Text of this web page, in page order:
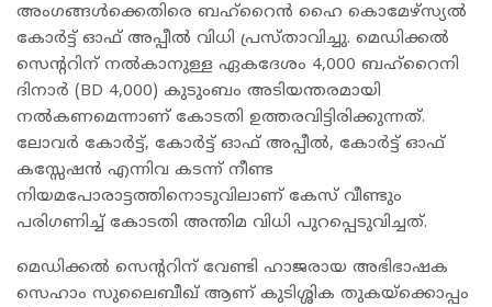
അംഗങ്ങൾക്കെതിരെ ബഹ്‌റൈൻ ഹൈ കൊമേഴ്സ്യൽ
കോർട്ട് ഓഫ് അപ്പീൽ വിധി പ്രസ്താവിച്ചു. മെഡിക്കൽ
സെന്ററിന് നൽകാനുള്ള ഏകദേശം 4,000 ബഹ്റൈനി
ദിനാർ (BD 4,000) കുടുംബം അടിയന്തരമായി
നൽകണമെന്നാണ് കോടതി ഉത്തരവിട്ടിരിക്കുന്നത്.
ലോവർ കോർട്ട്, കോർട്ട് ഓഫ് അപ്പീൽ, കോർട്ട് ഓഫ്
കസ്സേഷൻ എന്നിവ കടന്ന് നീണ്ട
നിയമപോരാട്ടത്തിനൊടുവിലാണ് കേസ് വീണ്ടും
പരിഗണിച്ച് കോടതി അന്തിമ വിധി പുറപ്പെടുവിച്ചത്.
മെഡിക്കൽ സെന്ററിന് വേണ്ടി ഹാജരായ അഭിഭാഷക
സെഹാം സുലൈബീഖ് ആണ് കുടിശ്ശിക തുകയ്ക്കൊപ്പം